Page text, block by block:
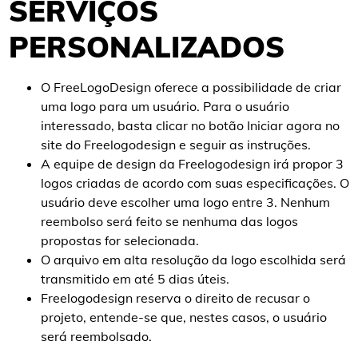
SERVIÇOS
PERSONALIZADOS
O FreeLogoDesign oferece a possibilidade de criar
uma logo para um usuário. Para o usuário
interessado, basta clicar no botão Iniciar agora no
site do Freelogodesign e seguir as instruções.
A equipe de design da Freelogodesign irá propor 3
logos criadas de acordo com suas especificações. O
usuário deve escolher uma logo entre 3. Nenhum
reembolso será feito se nenhuma das logos
propostas for selecionada.
O arquivo em alta resolução da logo escolhida será
transmitido em até 5 dias úteis.
Freelogodesign reserva o direito de recusar o
projeto, entende-se que, nestes casos, o usuário
será reembolsado.